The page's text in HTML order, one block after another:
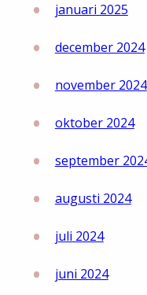
januari 2025
december 2024
november 2024
oktober 2024
september
augusti 2024
juli 2024
juni 2024